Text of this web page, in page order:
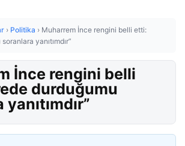
› Politika › Muharrem İnce rengini belli etti:
yanıtımdır”
İnce rengini belli
durduğumu